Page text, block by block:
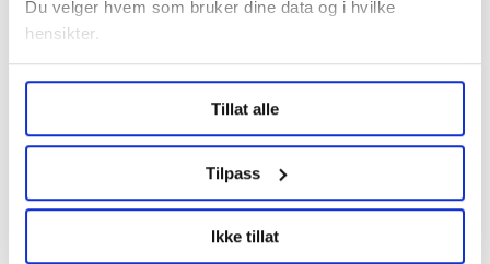
Du velger hvem som bruker dine data og i hvilke
hensikter.
Undermer infokan du lese om hvordan dine personlige
data behandles og hvordan du kan velge hvordan de skal
brukes. Du kan hele tiden endre eller trekke tilbake ditt
samtykke fra erklæringen om informasjonskapsler.
LO Medias publikasjoner frifagbevegelse.no, hk-nytt.no
og fontene.no bruker informasjonskapsler (cookies) for å
Tillat alle
Tilpass
Ikke tillat
kroner gjennom Norad, sier Sundnes.
Det som kommer ut av arbeidet er blant annet økt
medlemstall i fagorganisasjonene, flere tariffavtaler
og muligheten for flere til å organisere seg. Midlene
går til alt fra industriarbeidere i Latin-Amerika og
hushjelper i Hong Kong til likestillingsarbeid og
kvinners rettigheter i Malawi.
– Siv Jensen må gjerne påstå at dette er misbruk av